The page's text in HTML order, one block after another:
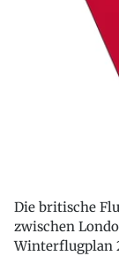
Die britische
zwischen
Winterflugplan